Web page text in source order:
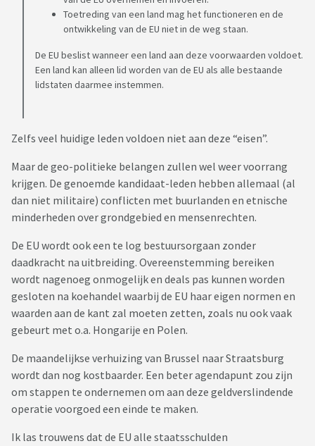
Toetreding van een land mag het functioneren en de
ontwikkeling van de EU niet in de weg staan.
De EU beslist wanneer een land aan deze voorwaarden voldoet.
Een land kan alleen lid worden van de EU als alle bestaande
lidstaten daarmee instemmen.
Zelfs veel huidige leden voldoen niet aan deze “eisen”.
Maar de geo-politieke belangen zullen wel weer voorrang
krijgen. De genoemde kandidaat-leden hebben allemaal (al
dan niet militaire) conflicten met buurlanden en etnische
minderheden over grondgebied en mensenrechten.
De EU wordt ook een te log bestuursorgaan zonder
daadkracht na uitbreiding. Overeenstemming bereiken
wordt nagenoeg onmogelijk en deals pas kunnen worden
gesloten na koehandel waarbij de EU haar eigen normen en
waarden aan de kant zal moeten zetten, zoals nu ook vaak
gebeurt met o.a. Hongarije en Polen.
De maandelijkse verhuizing van Brussel naar Straatsburg
wordt dan nog kostbaarder. Een beter agendapunt zou zijn
om stappen te ondernemen om aan deze geldverslindende
operatie voorgoed een einde te maken.
Ik las trouwens dat de EU alle staatsschulden